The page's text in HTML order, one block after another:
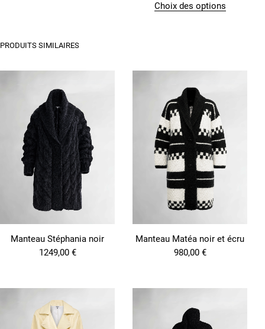
Choix des options
d
i
t
a
p
l
u
i
u
s
r
i
PRODUITS SIMILAIRES
Manteau Stéphania noir
1249,00 €
Manteau Matéa noir et écru
980,00 €